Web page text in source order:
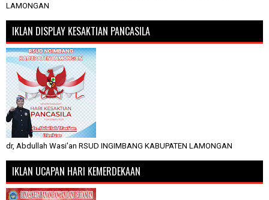
LAMONGAN
IKLAN DISPLAY KESAKTIAN PANCASILA
dr, Abdullah Wasi'an RSUD INGIMBANG KABUPATEN LAMONGAN
IKLAN UCAPAN HARI KEMERDEKAAN